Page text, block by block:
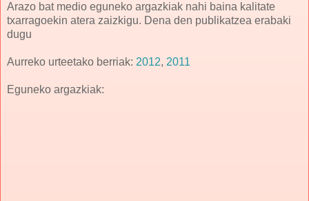
Arazo bat medio eguneko argazkiak nahi baina kalitate
txarragoekin atera zaizkigu. Dena den publikatzea erabaki
dugu
Aurreko urteetako berriak: 2012, 2011
Eguneko argazkiak: